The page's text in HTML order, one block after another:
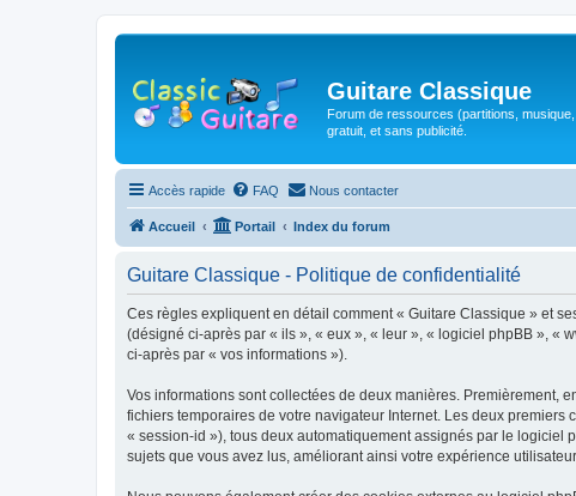
Guitare Classique
Forum de ressources (partitions,
gratuit, et sans publicité.
Accès rapide FAQ Nous contacter
Accueil Portail Index du forum
Guitare Classique - Politique de confidentialité
Ces règles expliquent en détail comment « Guitare Classique » et
(désigné ci-après par « ils », « eux », « leur », « logiciel phpBB », «
ci-après par « vos informations »).
Vos informations sont collectées de deux manières. Premièrement,
fichiers temporaires de votre navigateur Internet. Les deux
« session-id »), tous deux automatiquement assignés par le logiciel
sujets que vous avez lus, améliorant ainsi votre expérience